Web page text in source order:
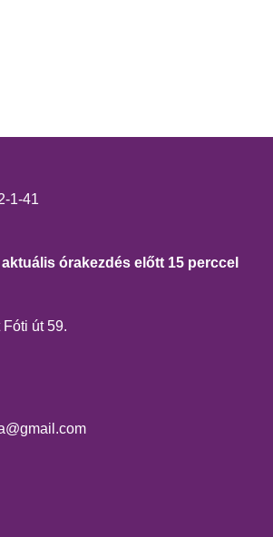
1-41
órakezdés előtt 15 perccel
út 59.